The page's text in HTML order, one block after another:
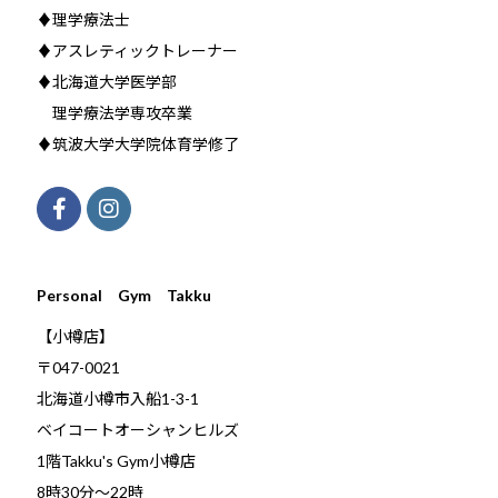
♦理学療法士
♦アスレティックトレーナー
♦北海道大学医学部
理学療法学専攻卒業
♦筑波大学大学院体育学修了
Personal Gym Takku
【小樽店】
〒047-0021
北海道小樽市入船1-3-1
ベイコートオーシャンヒルズ
1階Takku's Gym小樽店
​8時30分～22時